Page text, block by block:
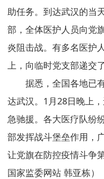
助任务。到达武汉的当
部，全体医护人员向党
炎阻击战。有多名医护
上，向临时党支部递交
据悉，全国各地已有
达武汉。1月28日晚上
急驰援。各大医疗队纷
部发挥战斗堡垒作用，
让党旗在防控疫情斗争
国家监委网站 韩亚栋）